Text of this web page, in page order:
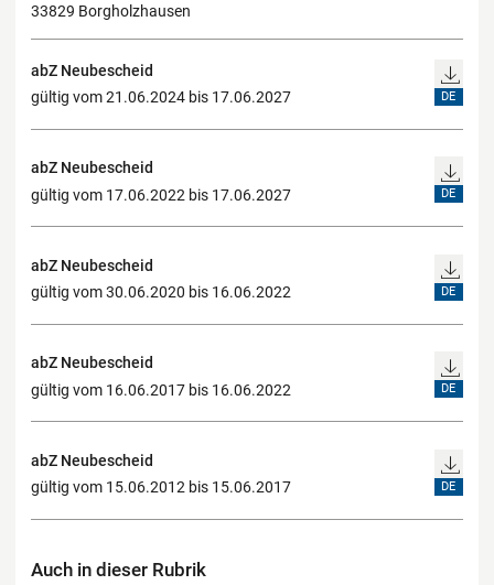
33829 Borgholzhausen
abZ Neubescheid
gültig vom 21.06.2024 bis 17.06.2027
DE
abZ Neubescheid
gültig vom 17.06.2022 bis 17.06.2027
DE
abZ Neubescheid
gültig vom 30.06.2020 bis 16.06.2022
DE
abZ Neubescheid
gültig vom 16.06.2017 bis 16.06.2022
DE
abZ Neubescheid
gültig vom 15.06.2012 bis 15.06.2017
DE
Auch in dieser Rubrik